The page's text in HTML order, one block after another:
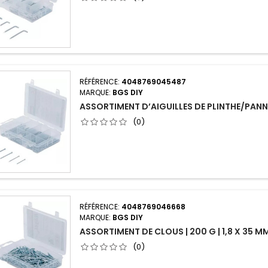
RÉFÉRENCE: 4048769045487
MARQUE: BGS DIY
ASSORTIMENT D’AIGUILLES DE PLINTHE/
(0)
RÉFÉRENCE: 4048769046668
MARQUE: BGS DIY
ASSORTIMENT DE CLOUS | 200 G | 1,8 X 35
(0)